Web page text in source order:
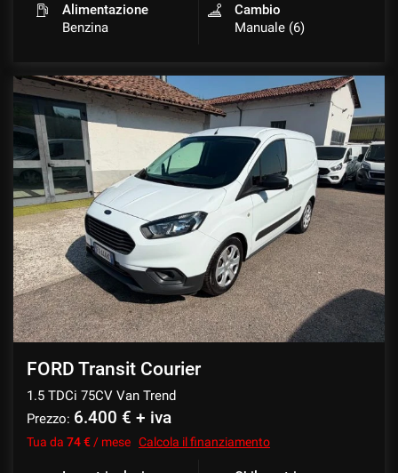
Alimentazione
Benzina
Cambio
Manuale (6)
FORD Transit Courier
1.5 TDCi 75CV Van Trend
Prezzo: 6.400 € + iva
Tua da 74 € / mese Calcola il finanziamento